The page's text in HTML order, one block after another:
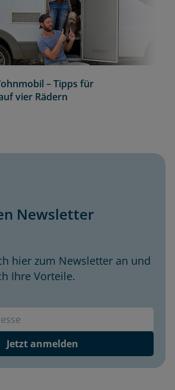
– Tipps für
vier Rädern
Newsletter
hier zum Newsletter an und
Ihre Vorteile.
Jetzt anmelden